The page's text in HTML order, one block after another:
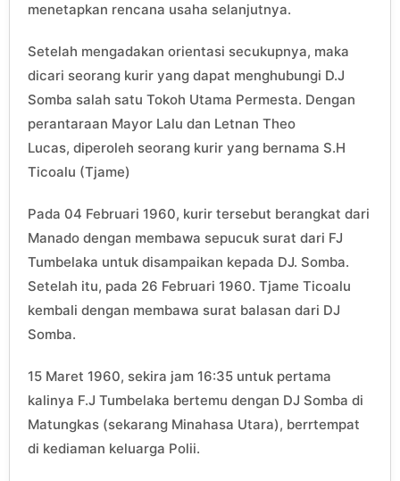
menetapkan rencana usaha selanjutnya.
Setelah mengadakan orientasi secukupnya, maka
dicari seorang kurir yang dapat menghubungi D.J
Somba salah satu Tokoh Utama Permesta. Dengan
perantaraan Mayor Lalu dan Letnan Theo
Lucas, diperoleh seorang kurir yang bernama S.H
Ticoalu (Tjame)
Pada 04 Februari 1960, kurir tersebut berangkat dari
Manado dengan membawa sepucuk surat dari FJ
Tumbelaka untuk disampaikan kepada DJ. Somba.
Setelah itu, pada 26 Februari 1960. Tjame Ticoalu
kembali dengan membawa surat balasan dari DJ
Somba.
15 Maret 1960, sekira jam 16:35 untuk pertama
kalinya F.J Tumbelaka bertemu dengan DJ Somba di
Matungkas (sekarang Minahasa Utara), berrtempat
di kediaman keluarga Polii.